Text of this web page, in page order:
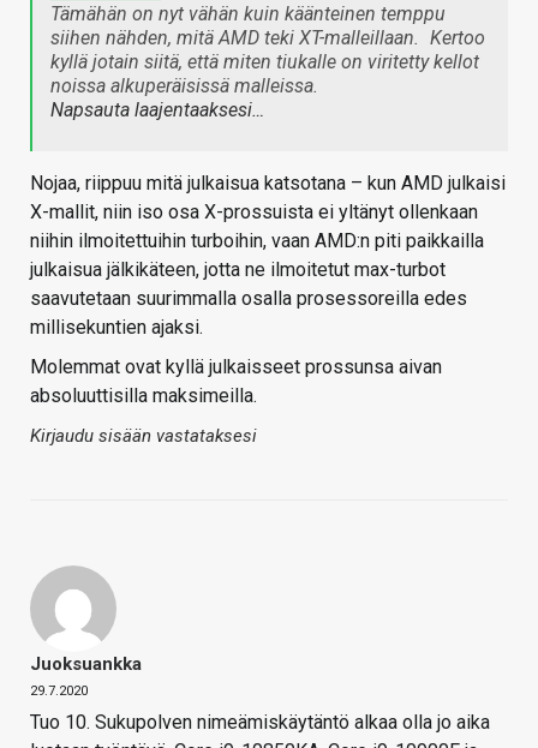
Tämähän on nyt vähän kuin käänteinen temppu
siihen nähden, mitä AMD teki XT-malleillaan. Kertoo
kyllä jotain siitä, että miten tiukalle on viritetty kellot
noissa alkuperäisissä malleissa.
Napsauta laajentaaksesi…
Nojaa, riippuu mitä julkaisua katsotana – kun AMD julkaisi
X-mallit, niin iso osa X-prossuista ei yltänyt ollenkaan
niihin ilmoitettuihin turboihin, vaan AMD:n piti paikkailla
julkaisua jälkikäteen, jotta ne ilmoitetut max-turbot
saavutetaan suurimmalla osalla prosessoreilla edes
millisekuntien ajaksi.
Molemmat ovat kyllä julkaisseet prossunsa aivan
absoluuttisilla maksimeilla.
Kirjaudu sisään vastataksesi
Juoksuankka
29.7.2020
Tuo 10. Sukupolven nimeämiskäytäntö alkaa olla jo aika